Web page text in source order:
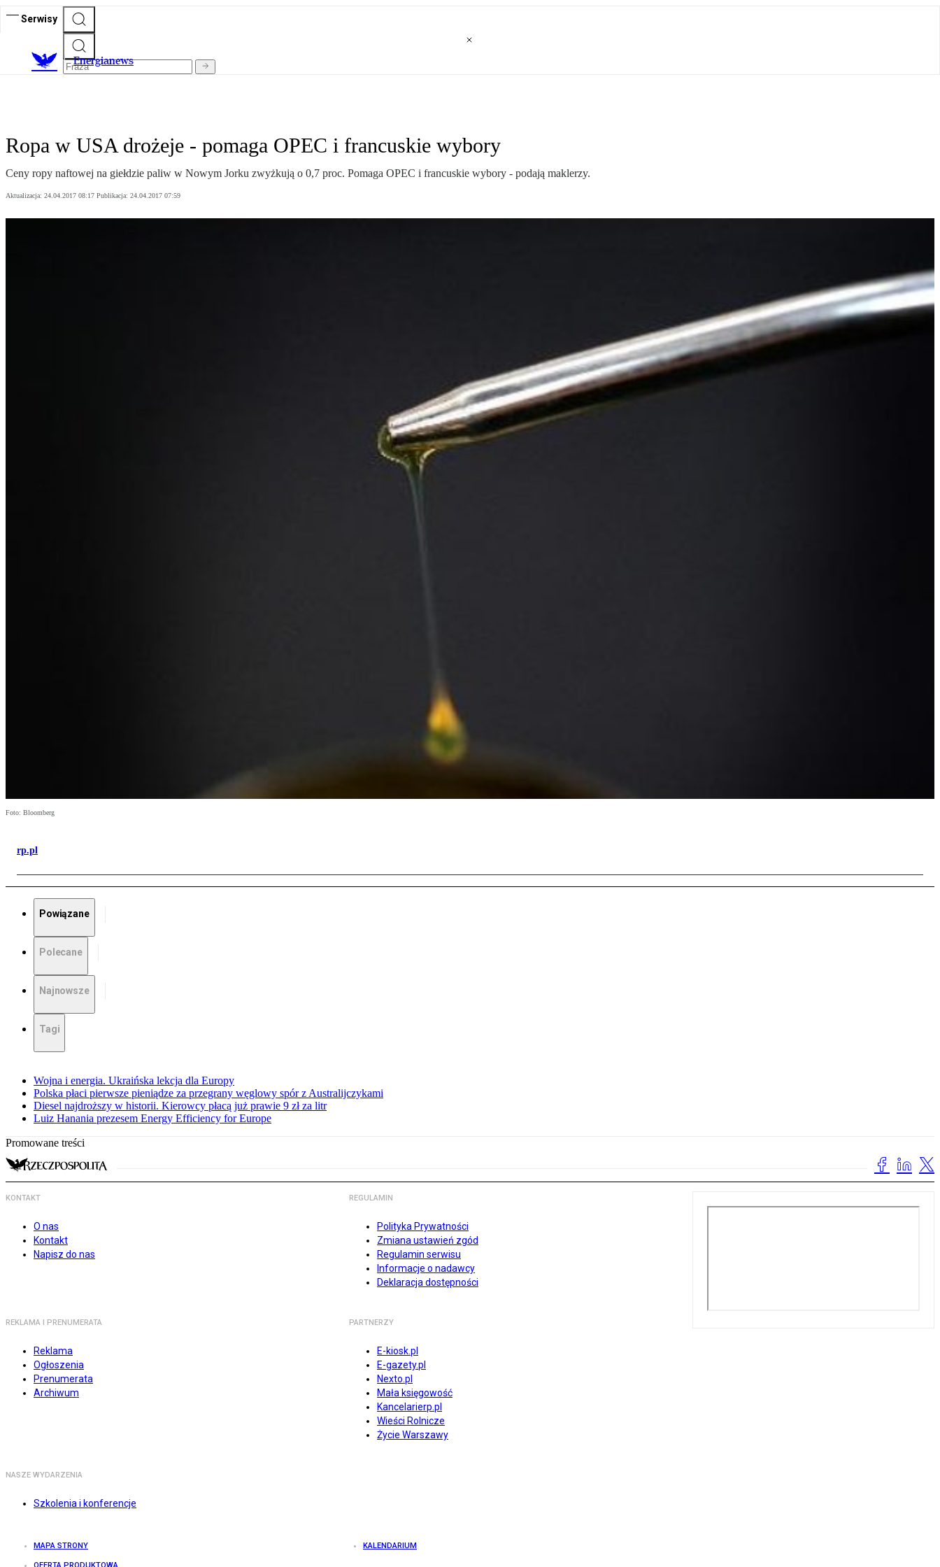
Serwisy
Energianews
Ropa w USA drożeje - pomaga OPEC i francuskie wybory
Ceny ropy naftowej na giełdzie paliw w Nowym Jorku zwyżkują o 0,7 proc. Pomaga OPEC i francuskie wybory - podają maklerzy.
Aktualizacja: 24.04.2017 08:17 Publikacja: 24.04.2017 07:59
Foto: Bloomberg
rp.pl
Powiązane
Polecane
Najnowsze
Tagi
Wojna i energia. Ukraińska lekcja dla Europy
Polska płaci pierwsze pieniądze za przegrany węglowy spór z Australijczykami
Diesel najdroższy w historii. Kierowcy płacą już prawie 9 zł za litr
Luiz Hanania prezesem Energy Efficiency for Europe
Promowane treści
KONTAKT
O nas
Kontakt
Napisz do nas
REGULAMIN
Polityka Prywatności
Zmiana ustawień zgód
Regulamin serwisu
Informacje o nadawcy
Deklaracja dostępności
REKLAMA I PRENUMERATA
Reklama
Ogłoszenia
Prenumerata
Archiwum
PARTNERZY
E-kiosk.pl
E-gazety.pl
Nexto.pl
Mała księgowość
Kancelarierp.pl
Wieści Rolnicze
Życie Warszawy
NASZE WYDARZENIA
Szkolenia i konferencje
MAPA STRONY KALENDARIUM